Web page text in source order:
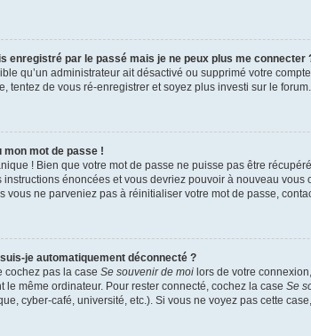
enregistré par le passé mais je ne peux plus me connecter
qu’un administrateur ait désactivé ou supprimé votre
tentez de vous ré-enregistrer et soyez plus investi sur le forum.
mon mot de passe !
! Bien que votre mot de passe ne puisse pas être
instructions énoncées et vous devriez pouvoir à nouveau vous
vous ne parveniez pas à réinitialiser votre mot de passe,
je automatiquement déconnecté ?
cochez pas la case Se souvenir de moi lors de votre
le même ordinateur. Pour rester connecté, cochez la case Se
cyber-café, université, etc.). Si vous ne voyez pas cette